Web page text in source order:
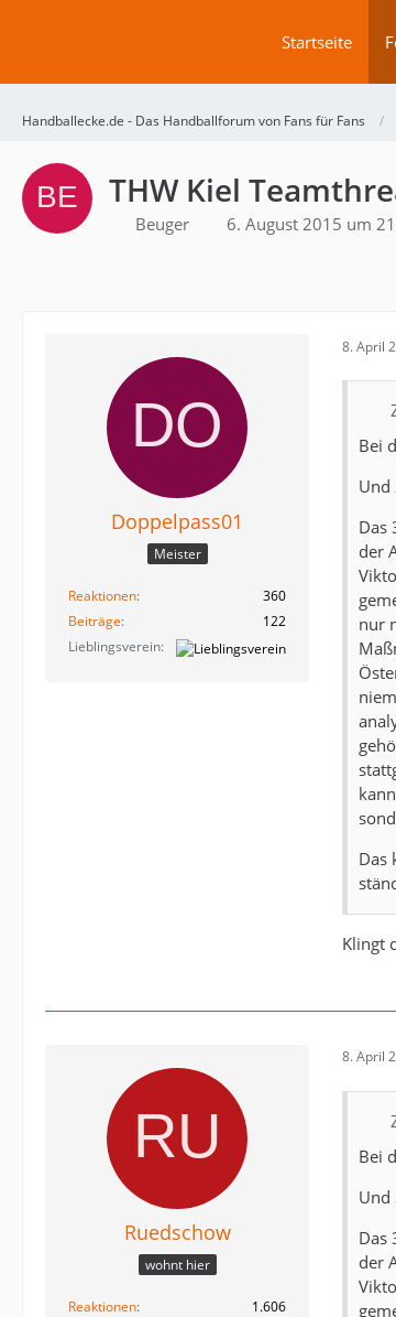
Startseite
Handballecke.de - Das Handballforum von Fans für Fans
THW Kiel
Beuger 6. August 2015 um
Doppelpass01
Meister
Reaktionen
360
Beiträge
122
Lieblingsverein
8. April
Bei
Und
Das
der
nur
Das
Klingt
Ruedschow
wohnt hier
Reaktionen
1.606
8. April
Bei
Und
Das
der